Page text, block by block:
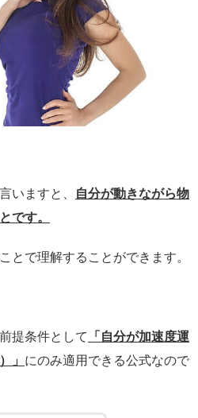
いますと、
自分が動きながら物
です。
とで理解することができます。
提条件として
「自分が加速度運
」 にのみ適用できる公式なので